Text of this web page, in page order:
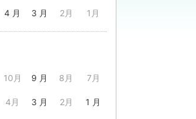
4 月 3 月 2月 1月
10月 9 月 8月 7月
4月 3 月 2月 1 月